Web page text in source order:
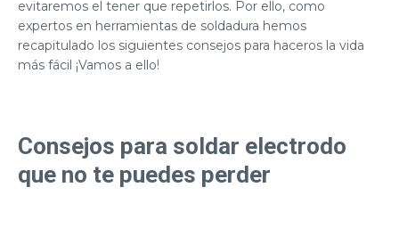
evitaremos el tener que repetirlos. Por ello, como
expertos en herramientas de soldadura hemos
recapitulado los siguientes consejos para haceros la vida
más fácil ¡Vamos a ello!
Consejos para soldar electrodo
que no te puedes perder